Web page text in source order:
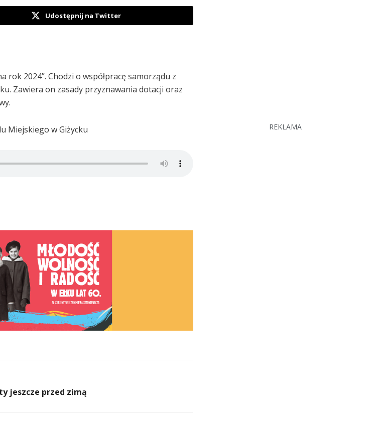
Udostępnij na Twitter
rok 2024”. Chodzi o współpracę samorządu z
Zawiera on zasady przyznawania dotacji oraz
Miejskiego w Giżycku
jeszcze przed zimą
REKLAMA